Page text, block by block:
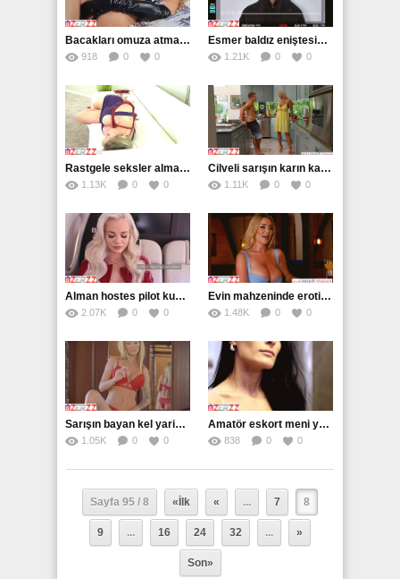
Bacakları omuza atmak almanı zevkle titretti
918 0 0
Esmer baldız eniştesinin döllerini ağzında istiyor
1.21K 0 0
Rastgele seksler alman sürtük için vazgeçilmez
1.13K 0 0
Cilveli sarışın karın kaslarıyla mest edilir
1.11K 0 0
Alman hostes pilot kucağında çığlık çığlığa
2.07K 0 0
Evin mahzeninde erotik ve azgın anlar
1.48K 0 0
Sarışın bayan kel yarini diliyle sevindirdi
1.05K 0 0
Amatör eskort meni yalamaya doyamamış
838 0 0
Sayfa 95 / 8 «İlk « ... 7 8
9 ... 16 24 32 ... »
Son»